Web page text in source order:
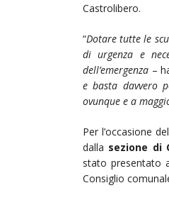
Castrolibero.
“Dotare tutte le
di urgenza e
dell’emergenza –
e basta davvero
ovunque e a
Per l’occasione
dalla sezione di
stato presentato
Consiglio